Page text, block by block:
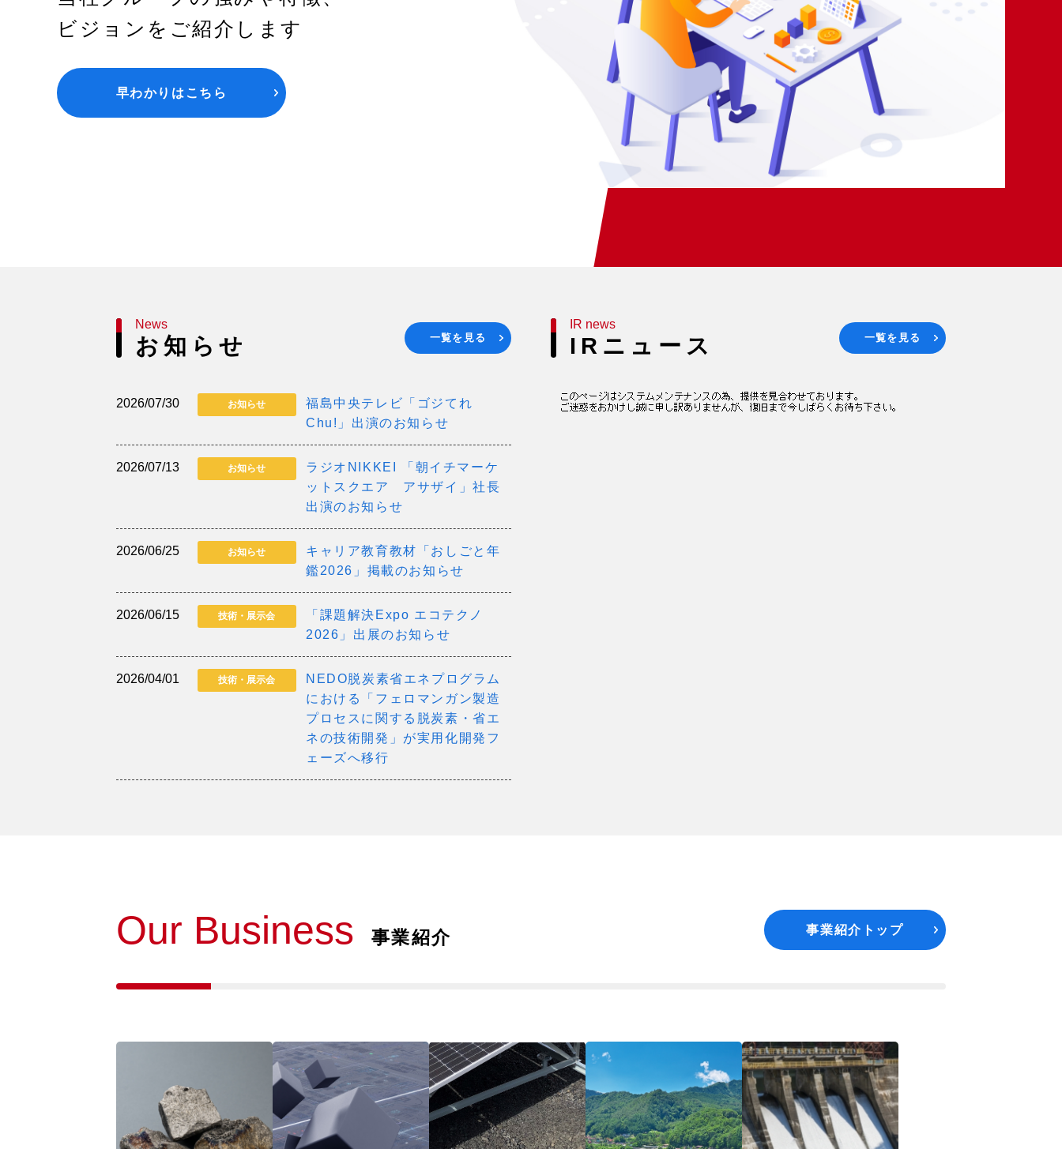
ビジョンをご紹介します
早わかりはこちら
News
お知らせ 一覧を見る
2026/07/30 お知らせ
福島中央テレビ「ゴジてれ
Chu!」出演のお知らせ
2026/07/13 お知らせ
ラジオNIKKEI 「朝イチマーケ
ットスクエア アサザイ」社長
出演のお知らせ
2026/06/25 お知らせ
キャリア教育教材「おしごと年
鑑2026」掲載のお知らせ
2026/06/15 技術・展示会
「課題解決Expo エコテクノ
2026」出展のお知らせ
2026/04/01 技術・展示会
NEDO脱炭素省エネプログラム
における「フェロマンガン製造
プロセスに関する脱炭素・省エ
ネの技術開発」が実用化開発フ
ェーズへ移行
IR news
IRニュース 一覧を見る
Our Business 事業紹介 事業紹介トップ